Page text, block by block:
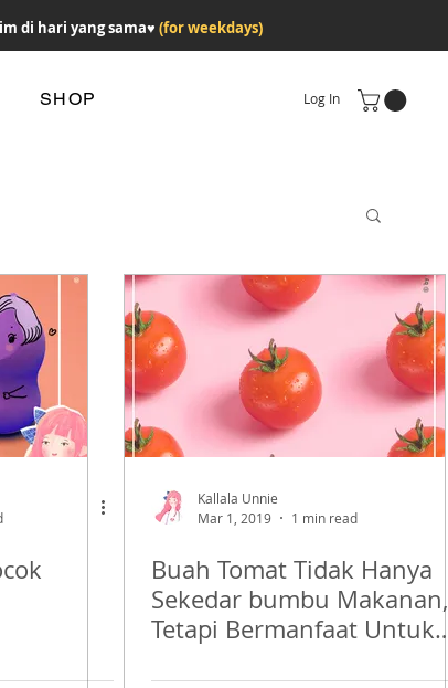
di hari yang sama♥ (for weekdays)
SHOP Log In
Kallala Unnie
Mar 1, 2019
1 min read
Buah Tomat Tidak Hanya
Sekedar bumbu Makanan,
Tetapi Bermanfaat Untuk